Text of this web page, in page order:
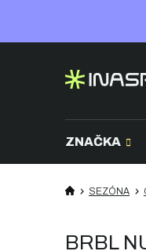
ZNAČKA
SEZÓNA
BRBL